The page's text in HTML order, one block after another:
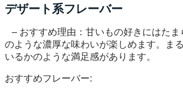
デザート系フレーバー
– おすすめ理由：甘いもの好きにはたま
のような濃厚な味わいが楽しめます。ま
いるかのような満足感があります。
おすすめフレーバー: